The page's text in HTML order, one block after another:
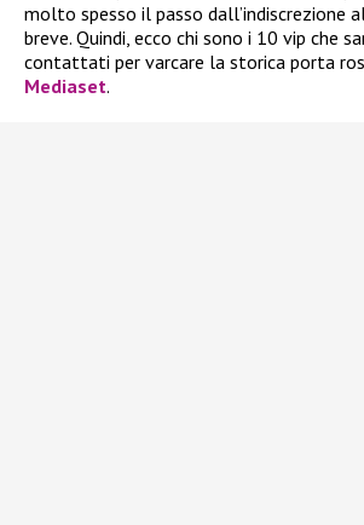
molto spesso il passo dall’indiscrezione
breve. Quindi, ecco chi sono i 10 vip che
contattati per varcare la storica porta
Mediaset.